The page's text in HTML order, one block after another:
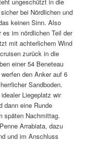
bei Nördlichen und
keinen Sinn. Also
im nördlichen Teil der
mit achterlichem Wind
zurück in die
einer 54 Beneteau
den Anker auf 6
Sandboden.
Liegeplatz wir
dann eine Runde
späten Nachmittag.
Arrabiata, dazu
und im Anschluss